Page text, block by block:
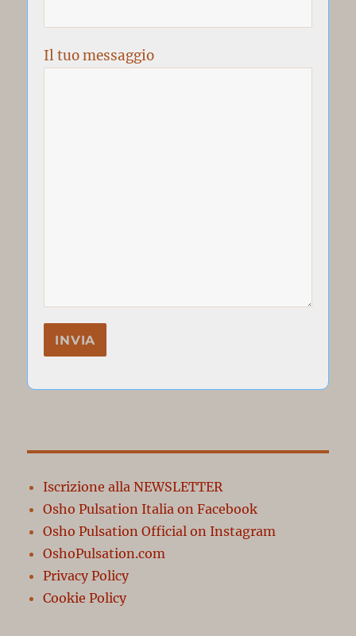
Il tuo messaggio
Iscrizione alla NEWSLETTER
Osho Pulsation Italia on Facebook
Osho Pulsation Official on Instagram
OshoPulsation.com
Privacy Policy
Cookie Policy